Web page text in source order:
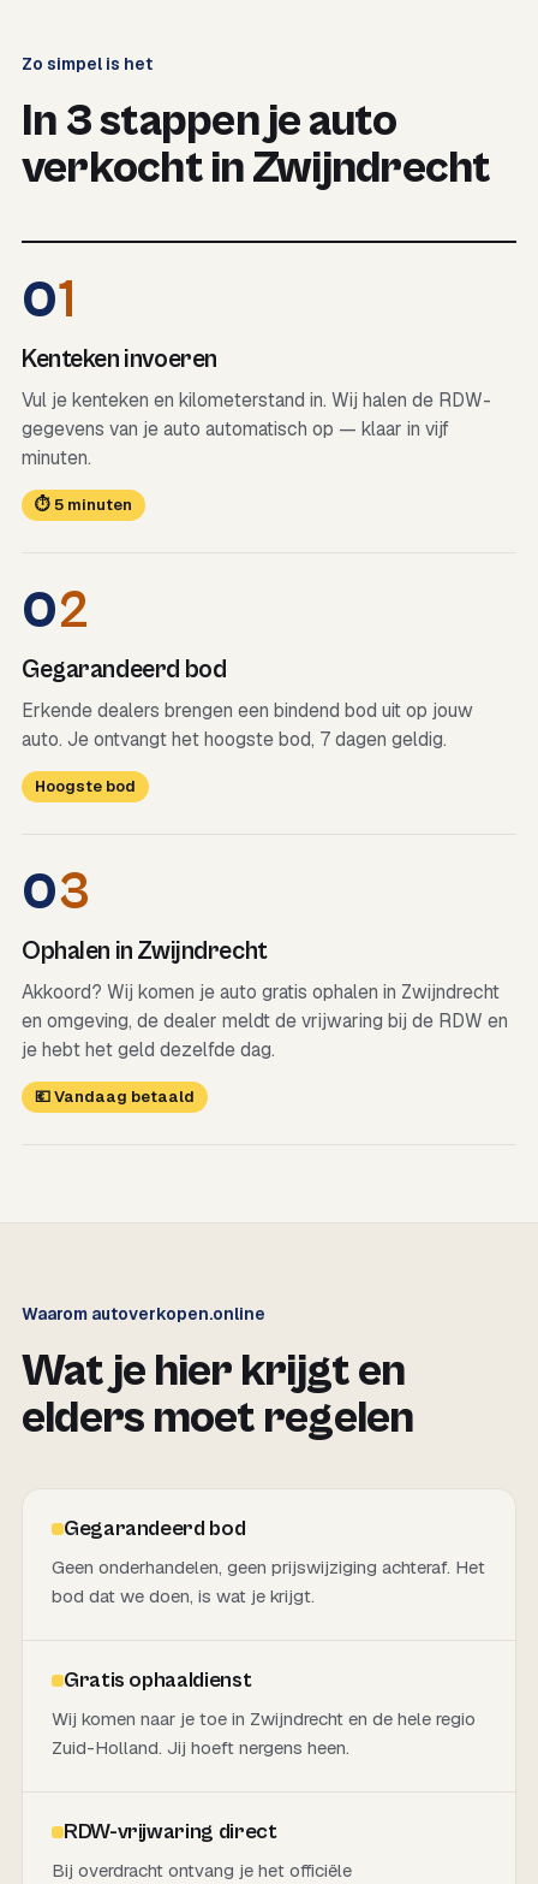
Zo simpel is het
In 3 stappen je auto
verkocht in Zwijndrecht
01
Kenteken invoeren
Vul je kenteken en kilometerstand in. Wij halen de RDW-
gegevens van je auto automatisch op — klaar in vijf
minuten.
⏱ 5 minuten
02
Gegarandeerd bod
Erkende dealers brengen een bindend bod uit op jouw
auto. Je ontvangt het hoogste bod, 7 dagen geldig.
Hoogste bod
03
Ophalen in Zwijndrecht
Akkoord? Wij komen je auto gratis ophalen in Zwijndrecht
en omgeving, de dealer meldt de vrijwaring bij de RDW en
je hebt het geld dezelfde dag.
💶 Vandaag betaald
Waarom autoverkopen.online
Wat je hier krijgt en
elders moet regelen
Gegarandeerd bod
Geen onderhandelen, geen prijswijziging achteraf. Het
bod dat we doen, is wat je krijgt.
Gratis ophaaldienst
Wij komen naar je toe in Zwijndrecht en de hele regio
Zuid-Holland. Jij hoeft nergens heen.
RDW-vrijwaring direct
Bij overdracht ontvang je het officiële